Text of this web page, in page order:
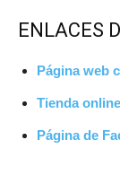
ENLACES
Página web
Tienda
Página de